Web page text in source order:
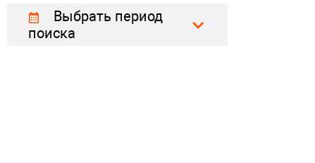
Выбрать период
поиска